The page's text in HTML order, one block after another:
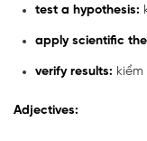
test a hypothesis:
apply scientific
verify results:
Adjectives: